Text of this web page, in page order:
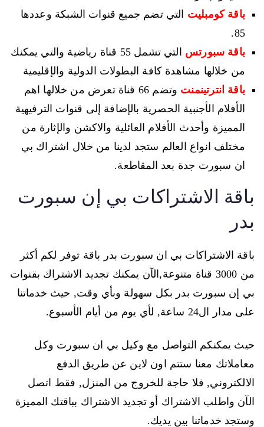
باقة كومبليت التي تضم جميع قنوات الشبكة وعددها
85.
باقة سبورتس
التي تشمل 55 قناة رياضية والتي يمكنك
من خلالها مشاهدة كافة البطولات الدولية والإقليمية
باقة انترتينمنت
وتضم 66 قناة تعرض من خلالها اهم
الأفلام الأجنبية الحصرية بالإضافة إلى قنوات الترفيهية
المميزة وأحدث الأفلام العائلية والاكشن والإثارة من
مختلف انواع العالم ستجد لدينا من خلال اشتراك بي
ان سبورت جدة بعد المقاطعة.
باقة الاشتراكات بي إن سبورت
بدر
باقة الاشتراكات بي ان سبورت بدر باقة توفر لكم أكثر
من 3000 قناة متنوعة,الآن يمكنك تجديد الاشتراك بقنوات
بي إن سبورت بدر بكل سهولة وبأي وقت, حيث خدماتنا
على مدار ال24 ساعة, لأي يوم من أيام الأسبوع.
حيث يمكنكم التواصل مع وكيل بي ان سبورت وكل
معاملاتك معنا ستتم اون لاين عن طريق الدفع
الالكتروني, فلا حاجة للخروج من المنزل, فقط اتصل
الآن واطلب الاشتراك أو تجديد الاشتراك بباقتك المميزة
وستجد خدماتنا بين يديك.